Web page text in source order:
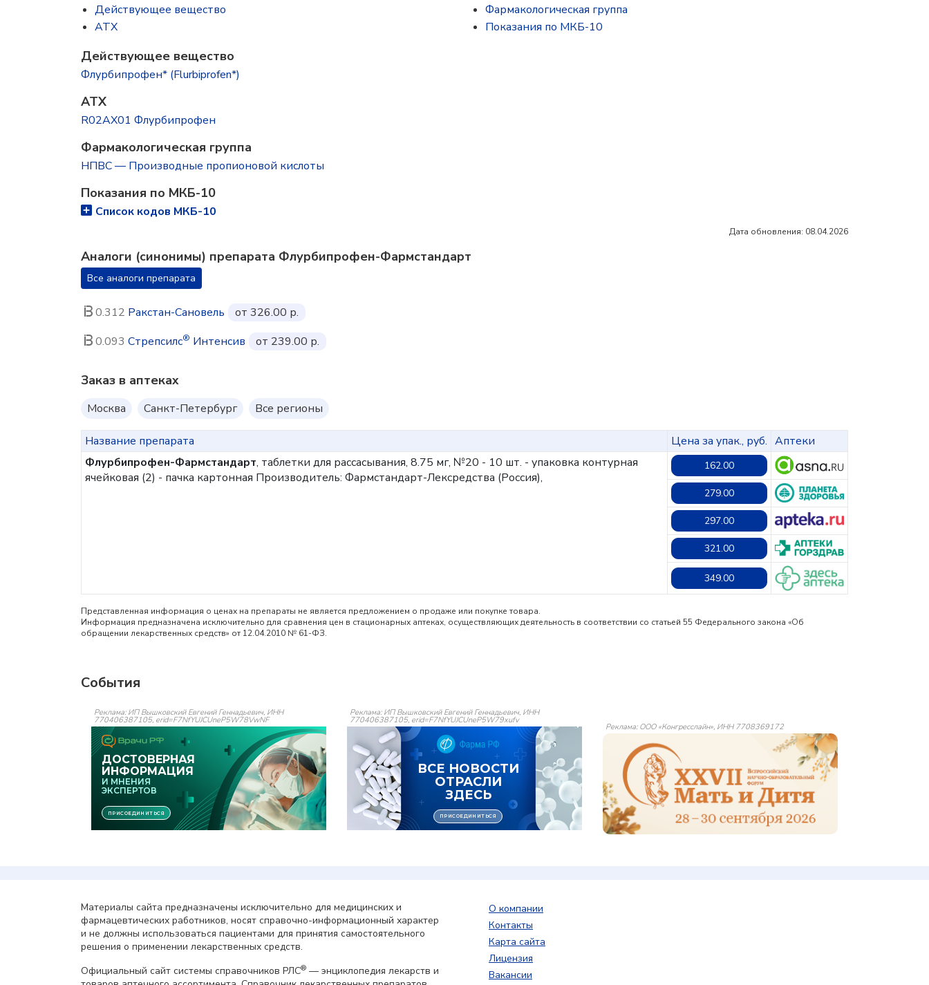
Действующее вещество
ATX
Фармакологическая группа
Показания по МКБ-10
Действующее вещество
Флурбипрофен* (Flurbiprofen*)
ATX
R02AX01 Флурбипрофен
Фармакологическая группа
НПВС — Производные пропионовой кислоты
Показания по МКБ-10
Список кодов МКБ-10
Дата обновления: 08.04.2026
Аналоги (синонимы) препарата Флурбипрофен-Фармстандарт
Все аналоги препарата
0.312 Ракстан-Сановель
от 326.00 р.
0.093 Стрепсилс® Интенсив от 239.00 р.
Заказ в аптеках
Москва Санкт-Петербург Все регионы
Название препарата Цена за упак., руб. Аптеки
Флурбипрофен-Фармстандарт, таблетки для рассасывания, 8.75 мг, №20 - 10 шт. - упаковка контурная
ячейковая (2) - пачка картонная Производитель: Фармстандарт-Лексредства (Россия),
162.00
279.00
297.00
321.00
349.00
Представленная информация о ценах на препараты не является предложением о продаже или покупке товара.
Информация предназначена исключительно для сравнения цен в стационарных аптеках, осуществляющих деятельность в соответствии со статьей 55 Федерального закона «Об
обращении лекарственных средств» от 12.04.2010 № 61-ФЗ.
События
Реклама: ИП Вышковский Евгений Геннадьевич, ИНН
770406387105, erid=F7NfYUJCUneP5W78VwNF
Реклама: ИП Вышковский Евгений Геннадьевич, ИНН
770406387105, erid=F7NfYUJCUneP5W79xufv
Реклама: ООО «Конгресслайн», ИНН 7708369172
Материалы сайта предназначены исключительно для медицинских и
фармацевтических работников, носят справочно-информационный характер
и не должны использоваться пациентами для принятия самостоятельного
решения о применении лекарственных средств.
Официальный сайт системы справочников РЛС® — энциклопедия лекарств и
О компании
Контакты
Карта сайта
Лицензия
Вакансии